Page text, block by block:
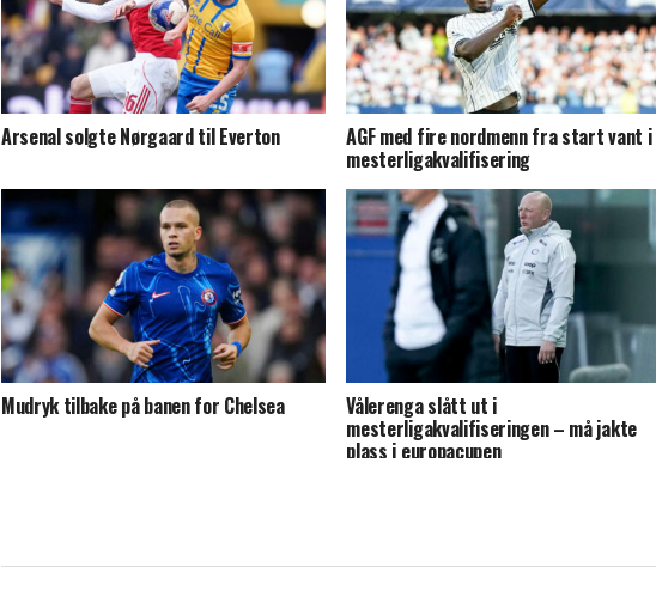
Arsenal solgte Nørgaard til Everton AGF med fire nordmenn fra start vant i
mesterligakvalifisering
Mudryk tilbake på banen for Chelsea Vålerenga slått ut i
mesterligakvalifiseringen – må jakte
plass i europacupen